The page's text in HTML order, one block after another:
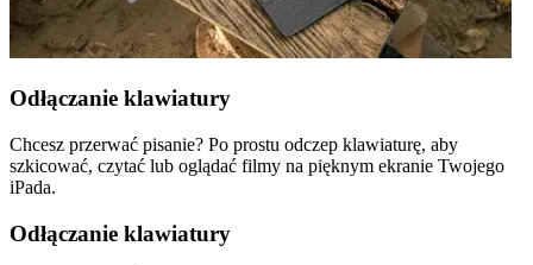
Odłączanie klawiatury
Chcesz przerwać pisanie? Po prostu odczep klawiaturę, aby
szkicować, czytać lub oglądać filmy na pięknym ekranie Twojego
iPada.
Odłączanie klawiatury